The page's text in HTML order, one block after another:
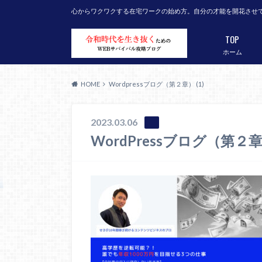
心からワクワクする在宅ワークの始め方。自分の才能を開花させ
ホーム
TOP
HOME Wordpressブログ（第２章） (1)
2023.03.06
WordPressブログ（第２